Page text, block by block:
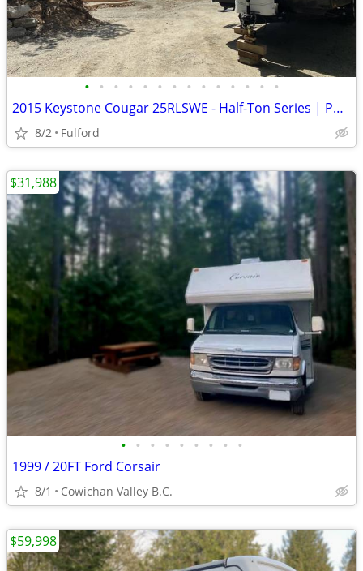
• • • • • • • • • • • • • •
2015 Keystone Cougar 25RLSWE - Half-Ton Series | Polar Plus Package
8/2 Fulford
• • • • • • • • •
1999 / 20FT Ford Corsair
8/1 Cowichan Valley B.C.
$31,988
$59,998